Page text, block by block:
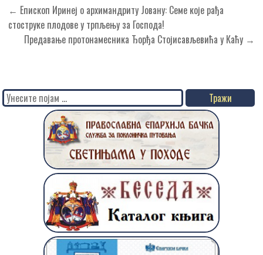
Кретање
чланка
← Епископ Иринеј о архимандриту Јовану: Семе које рађа
стоструке плодове у трпљењу за Господа!
Предавање протонамесника Ђорђа Стојисављевића у Каћу →
Search
for: